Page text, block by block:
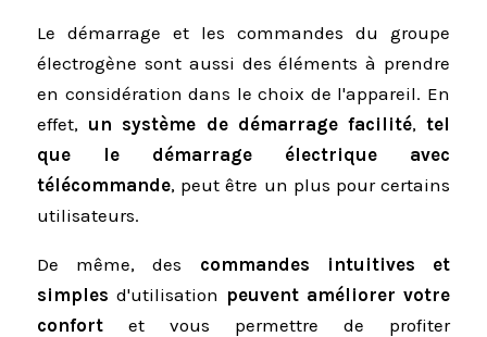
Le démarrage et les commandes du groupe
électrogène sont aussi des éléments à prendre
en considération dans le choix de l'appareil. En
effet, un système de démarrage facilité, tel
que le démarrage électrique avec
télécommande, peut être un plus pour certains
utilisateurs.
De même, des commandes intuitives et
simples d'utilisation peuvent améliorer votre
confort et vous permettre de profiter